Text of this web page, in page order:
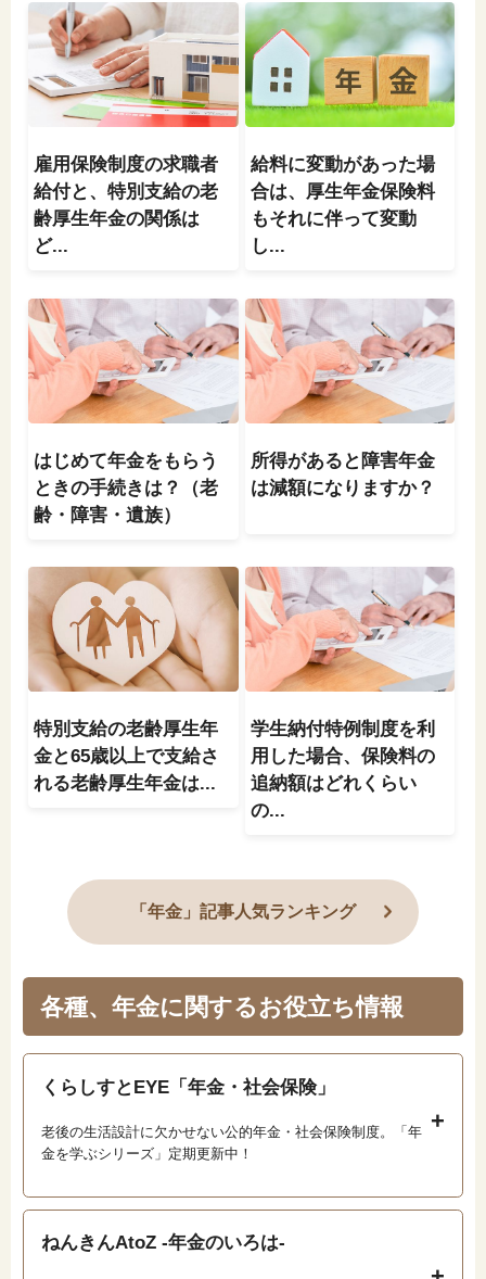
雇用保険制度の求職者
給付と、特別支給の老
齢厚生年金の関係は
ど...
給料に変動があった場
合は、厚生年金保険料
もそれに伴って変動
し...
はじめて年金をもらう
ときの手続きは？（老
齢・障害・遺族）
所得があると障害年金
は減額になりますか？
特別支給の老齢厚生年
金と65歳以上で支給さ
れる老齢厚生年金は...
学生納付特例制度を利
用した場合、保険料の
追納額はどれくらい
の...
「年金」記事人気ランキング
各種、年金に関するお役立ち情報
くらしすとEYE「年金・社会保険」
老後の生活設計に欠かせない公的年金・社会保険制度。「年
金を学ぶシリーズ」定期更新中！
ねんきんAtoZ -年金のいろは-